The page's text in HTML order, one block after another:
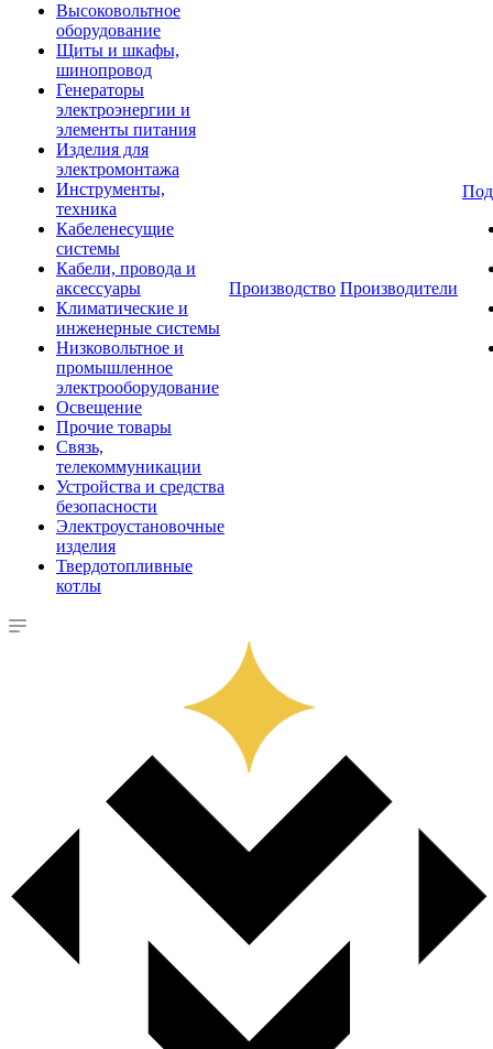
Высоковольтное
оборудование
Щиты и шкафы,
шинопровод
Генераторы
электроэнергии и
элементы питания
Изделия для
электромонтажа
Инструменты,
техника
Кабеленесущие
системы
Кабели, провода и
аксессуары
Климатические и
инженерные системы
Низковольтное и
промышленное
электрооборудование
Освещение
Прочие товары
Связь,
телекоммуникации
Устройства и средства
безопасности
Электроустановочные
изделия
Твердотопливные
котлы
Производство Производители